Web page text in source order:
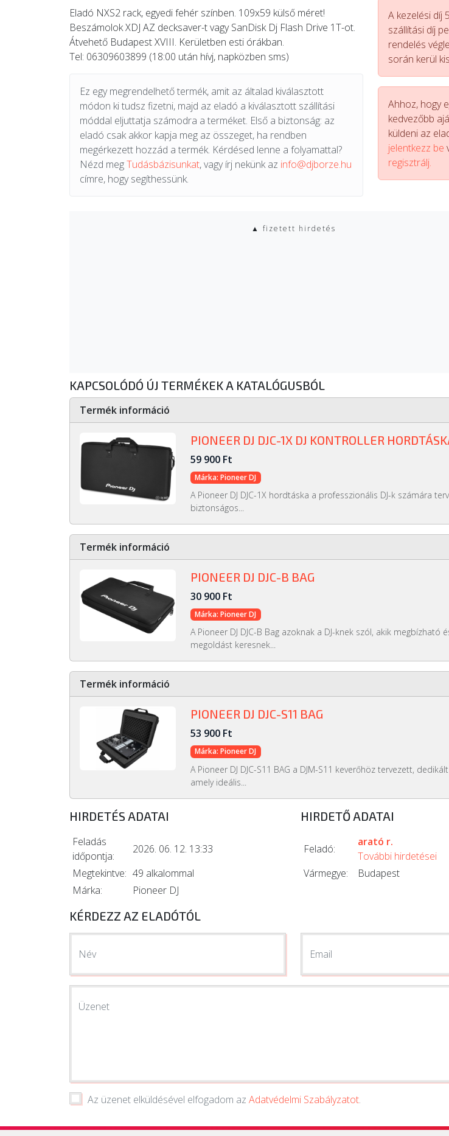
Eladó NXS2 rack, egyedi fehér színben. 109x59 külső méret!
Beszámolok XDJ AZ decksaver-t vagy SanDisk Dj Flash Drive 1T-ot.
Átvehető Budapest XVIII. Kerületben esti órákban.
Tel: 06309603899 (18:00 után hívj, napközben sms)
Ez egy megrendelhető termék, amit az általad kiválasztott
módon ki tudsz fizetni, majd az eladó a kiválasztott szállítási
móddal eljuttatja számodra a terméket. Első a biztonság: az
eladó csak akkor kapja meg az összeget, ha rendben
megérkezett hozzád a termék. Kérdésed lenne a folyamattal?
Nézd megTudásbázisunkat, vagy írj nekünk az info@djborze.hu
címre, hogy segíthessünk.
A kezelési díj
szállítási díj
rendelés
során kerül
Ahhoz, hogy
kedvezőbb
küldeni az
jelentkezz be
regisztrálj.
▲ fizetett hirdetés
KAPCSOLÓDÓ ÚJ TERMÉKEK A KATALÓGUSBÓL
Termék információ
PIONEER DJ DJC-1X DJ KONTROLLER
59 900 Ft
Márka: Pioneer DJ
A Pioneer DJ DJC-1X hordtáska a professzionális DJ-k számára
biztonságos...
Termék információ
PIONEER DJ DJC-B BAG
30 900 Ft
Márka: Pioneer DJ
A Pioneer DJ DJC-B Bag azoknak a DJ-knek szól, akik megbízható
megoldást keresnek...
Termék információ
PIONEER DJ DJC-S11 BAG
53 900 Ft
Márka: Pioneer DJ
A Pioneer DJ DJC-S11 BAG a DJM-S11 keverőhöz tervezett,
amely ideális...
HIRDETÉS ADATAI
Feladás
időpontja:
2026. 06. 12. 13:33
Megtekintve: 49 alkalommal
Márka:
Pioneer DJ
HIRDETŐ ADATAI
Feladó:
arató r.
További hirdetései
Vármegye:
Budapest
KÉRDEZZ AZ ELADÓTÓL
Név Email
Üzenet
Az üzenet elküldésével elfogadom az Adatvédelmi Szabályzatot.